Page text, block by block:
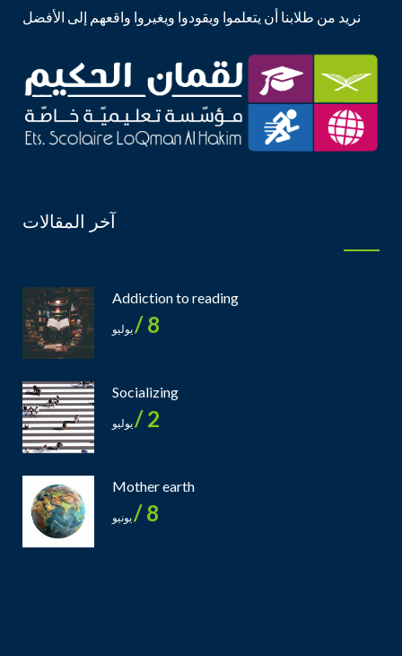
نريد من طلابنا أن يتعلموا ويقودوا ويغيروا واقعهم إلى الأفضل
آخر المقالات
Addiction to reading
8 / يوليو
Socializing
2 / يوليو
Mother earth
8 / يونيو